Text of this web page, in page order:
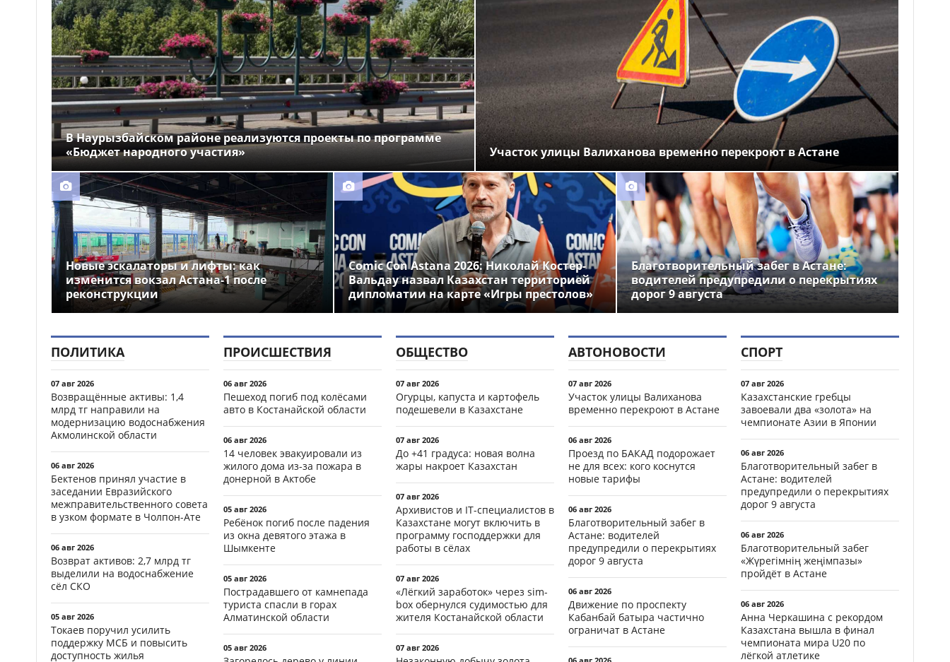
16:42
Движение по проспекту
Кабанбай батыра частично
ограничат в Астане
16:34
Очередная
сельскохозяйственная ярмарка
пройдёт в Астане 8–9 августа
16:22
Доллар немного
подешевел в Казахстане
В Наурызбайском районе реализуются проекты по программе
«Бюджет народного участия»
Участок улицы Валиханова временно перекроют в Астане
Новые эскалаторы и лифты: как
изменится вокзал Астана-1 после
реконструкции
Comic Con Astana 2026: Николай Костер-
Вальдау назвал Казахстан территорией
дипломатии на карте «Игры престолов»
Благотворительный забег в Астане:
водителей предупредили о перекрытиях
дорог 9 августа
ПОЛИТИКА
07 авг 2026
Возвращённые активы: 1,4
млрд тг направили на
модернизацию водоснабжения
Акмолинской области
06 авг 2026
Бектенов принял участие в
заседании Евразийского
межправительственного совета
в узком формате в Чолпон-Ате
06 авг 2026
Возврат активов: 2,7 млрд тг
выделили на водоснабжение
сёл СКО
05 авг 2026
Токаев поручил усилить
поддержку МСБ и повысить
доступность жилья
ПРОИСШЕСТВИЯ
06 авг 2026
Пешеход погиб под колёсами
авто в Костанайской области
06 авг 2026
14 человек эвакуировали из
жилого дома из-за пожара в
донерной в Актобе
05 авг 2026
Ребёнок погиб после падения
из окна девятого этажа в
Шымкенте
05 авг 2026
Пострадавшего от камнепада
туриста спасли в горах
Алматинской области
05 авг 2026
ОБЩЕСТВО
07 авг 2026
Огурцы, капуста и картофель
подешевели в Казахстане
07 авг 2026
До +41 градуса: новая волна
жары накроет Казахстан
07 авг 2026
Архивистов и IT-специалистов в
Казахстане могут включить в
программу господдержки для
работы в сёлах
07 авг 2026
«Лёгкий заработок» через sim-
box обернулся судимостью для
жителя Костанайской области
07 авг 2026
АВТОНОВОСТИ
07 авг 2026
Участок улицы Валиханова
временно перекроют в Астане
06 авг 2026
Проезд по БАКАД подорожает
не для всех: кого коснутся
новые тарифы
06 авг 2026
Благотворительный забег в
Астане: водителей
предупредили о перекрытиях
дорог 9 августа
06 авг 2026
Движение по проспекту
Кабанбай батыра частично
ограничат в Астане
СПОРТ
07 авг 2026
Казахстанские гребцы
завоевали два «золота» на
чемпионате Азии в Японии
06 авг 2026
Благотворительный забег в
Астане: водителей
предупредили о перекрытиях
дорог 9 августа
06 авг 2026
Благотворительный забег
«Жүрегімнің жеңімпазы»
пройдёт в Астане
06 авг 2026
Анна Черкашина с рекордом
Казахстана вышла в финал
чемпионата мира U20 по
лёгкой атлетике